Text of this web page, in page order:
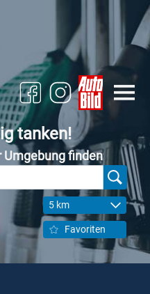
tanken!
Umgebung finden
5 km
Favoriten